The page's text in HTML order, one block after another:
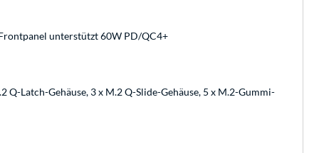
unterstützt 60W PD/QC4+
Q-Latch-Gehäuse, 3 x M.2 Q-Slide-Gehäuse, 5 x M.2-Gummi-